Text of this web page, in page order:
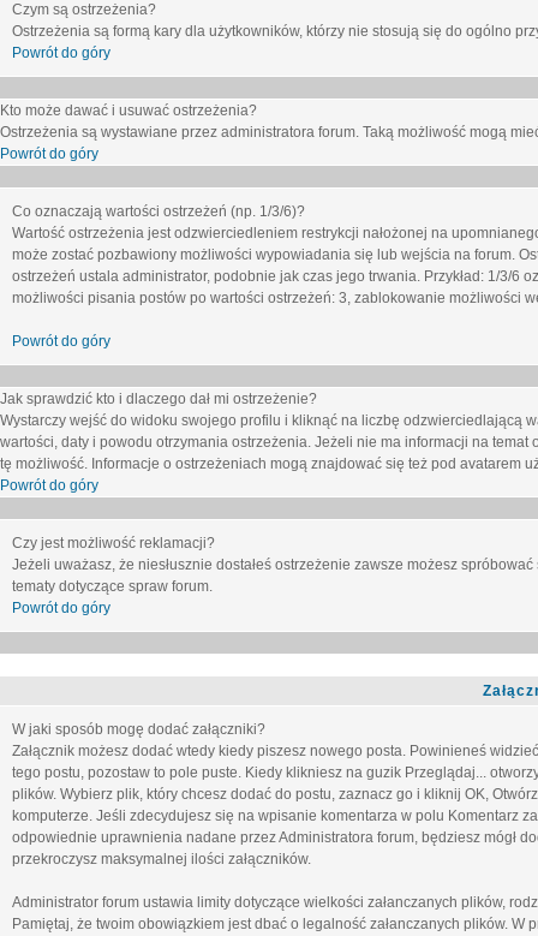
Czym są ostrzeżenia?
Ostrzeżenia są formą kary dla użytkowników, którzy nie stosują się do ogólno
Powrót do góry
Kto może dawać i usuwać ostrzeżenia?
Ostrzeżenia są wystawiane przez administratora forum. Taką możliwość mogą
Powrót do góry
Co oznaczają wartości ostrzeżeń (np. 1/3/6)?
Wartość ostrzeżenia jest odzwierciedleniem restrykcji nałożonej na
może zostać pozbawiony możliwości wypowiadania się lub wejścia na forum.
ostrzeżeń ustala administrator, podobnie jak czas jego trwania. Przykład: 1/3/6
możliwości pisania postów po wartości ostrzeżeń: 3, zablokowanie możliwości
Powrót do góry
Jak sprawdzić kto i dlaczego dał mi ostrzeżenie?
Wystarczy wejść do widoku swojego profilu i kliknąć na liczbę odzwierciedlającą
wartości, daty i powodu otrzymania ostrzeżenia. Jeżeli nie ma informacji na temat
tę możliwość. Informacje o ostrzeżeniach mogą znajdować się też pod avatarem
Powrót do góry
Czy jest możliwość reklamacji?
Jeżeli uważasz, że niesłusznie dostałeś ostrzeżenie zawsze możesz
tematy dotyczące spraw forum.
Powrót do góry
W jaki sposób mogę dodać załączniki?
Załącznik możesz dodać wtedy kiedy piszesz nowego posta. Powinieneś
tego postu, pozostaw to pole puste. Kiedy klikniesz na guzik Przeglądaj...
plików. Wybierz plik, który chcesz dodać do postu, zaznacz go i kliknij OK,
komputerze. Jeśli zdecydujesz się na wpisanie komentarza w polu Komentarz
odpowiednie uprawnienia nadane przez Administratora forum, będziesz mógł
przekroczysz maksymalnej ilości załączników.
Administrator forum ustawia limity dotyczące wielkości załanczanych plików,
Pamiętaj, że twoim obowiązkiem jest dbać o legalność załanczanych plików.